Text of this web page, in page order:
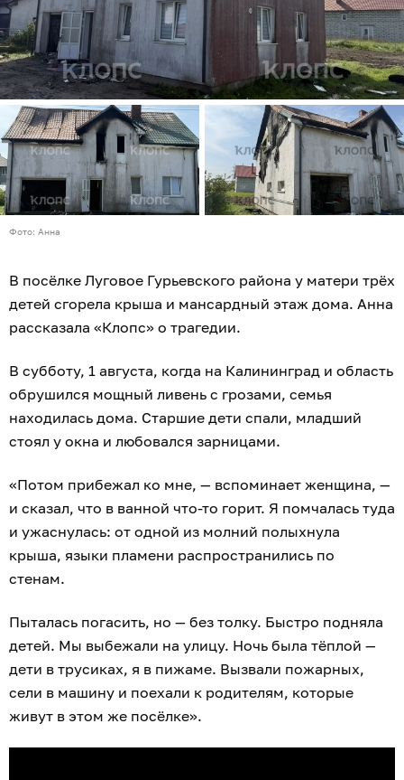
Фото: Анна
В посёлке Луговое Гурьевского района у матери трёх
детей сгорела крыша и мансардный этаж дома. Анна
рассказала «Клопс» о трагедии.
В субботу, 1 августа, когда на Калининград и область
обрушился мощный ливень с грозами, семья
находилась дома. Старшие дети спали, младший
стоял у окна и любовался зарницами.
«Потом прибежал ко мне, — вспоминает женщина, —
и сказал, что в ванной что-то горит. Я помчалась туда
и ужаснулась: от одной из молний полыхнула
крыша, языки пламени распространились по
стенам.
Пыталась погасить, но — без толку. Быстро подняла
детей. Мы выбежали на улицу. Ночь была тёплой —
дети в трусиках, я в пижаме. Вызвали пожарных,
сели в машину и поехали к родителям, которые
живут в этом же посёлке».